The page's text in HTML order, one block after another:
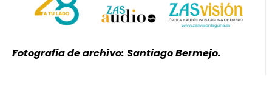
Fotografía de archivo: Santiago Bermejo.